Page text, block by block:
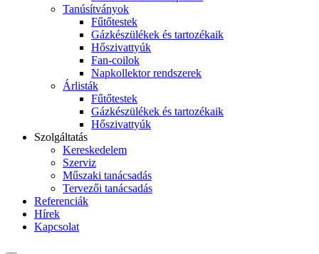
Tanúsítványok
Fűtőtestek
Gázkészülékek és tartozékaik
Hőszivattyúk
Fan-coilok
Napkollektor rendszerek
Árlisták
Fűtőtestek
Gázkészülékek és tartozékaik
Hőszivattyúk
Szolgáltatás
Kereskedelem
Szerviz
Műszaki tanácsadás
Tervezői tanácsadás
Referenciák
Hírek
Kapcsolat